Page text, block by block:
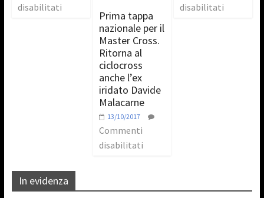
disabilitati
Prima tappa
nazionale per il
Master Cross.
Ritorna al
ciclocross
anche l’ex
iridato Davide
Malacarne
13/10/2017
Commenti
disabilitati
disabilitati
In evidenza